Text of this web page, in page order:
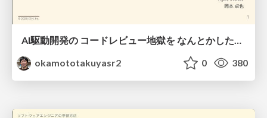
AI駆動開発の コードレビュー地獄を なんとかしたい / code-review-with-ai
okamototakuyasr2
0 380